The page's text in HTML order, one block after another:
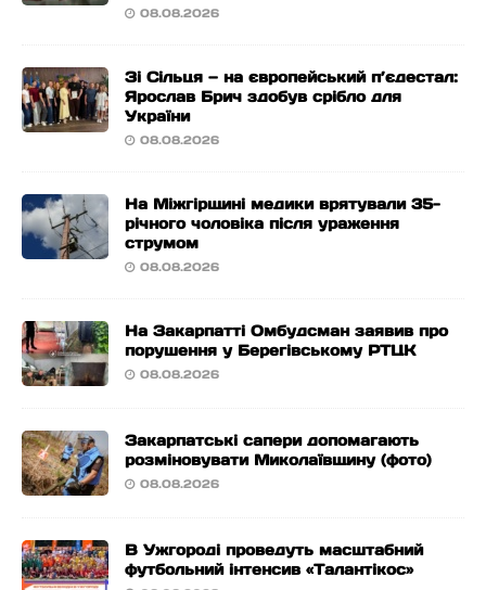
08.08.2026
Зі Сільця — на європейський п’єдестал:
Ярослав Брич здобув срібло для
України
08.08.2026
На Міжгірщині медики врятували 35-
річного чоловіка після ураження
струмом
08.08.2026
На Закарпатті Омбудсман заявив про
порушення у Берегівському РТЦК
08.08.2026
Закарпатські сапери допомагають
розміновувати Миколаївщину (фото)
08.08.2026
В Ужгороді проведуть масштабний
футбольний інтенсив «Талантікос»